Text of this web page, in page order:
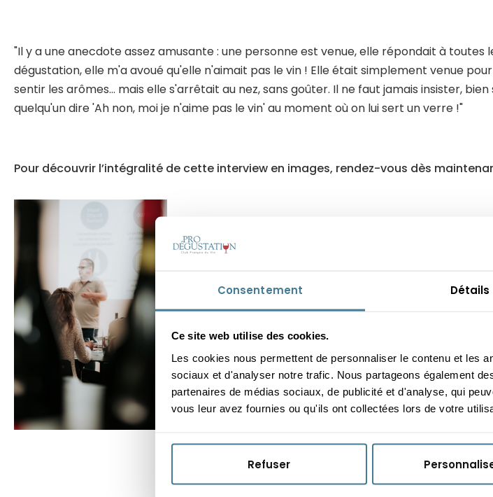
Consentement Détails
Ce site web utilise des cookies.
Les cookies nous permettent de personnaliser le contenu et les
sociaux et d'analyser notre trafic. Nous partageons également
partenaires de médias sociaux, de publicité et d'analyse, qui
vous leur avez fournies ou qu'ils ont collectées lors de votre
Refuser
"Il y a une anecdote assez amusante : une personne est venue, elle répondait à toutes
dégustation, elle m'a avoué qu'elle n'aimait pas le vin ! Elle était simplement venue
sentir les arômes... mais elle s'arrêtait au nez, sans goûter. Il ne faut jamais insister,
quelqu'un dire 'Ah non, moi je n'aime pas le vin' au moment où on lui sert un verre !"
Pour découvrir l’intégralité de cette interview en images, rendez-vous dès